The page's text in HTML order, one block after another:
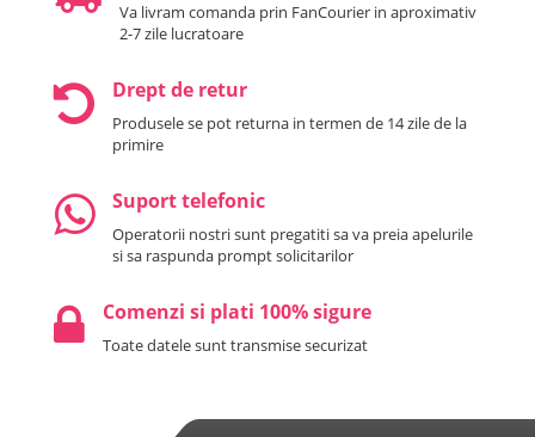
Va livram comanda prin FanCourier in aproximativ
2-7 zile lucratoare
Drept de retur
Produsele se pot returna in termen de 14 zile de la
primire
Suport telefonic
Operatorii nostri sunt pregatiti sa va preia apelurile
si sa raspunda prompt solicitarilor
Comenzi si plati 100% sigure
Toate datele sunt transmise securizat